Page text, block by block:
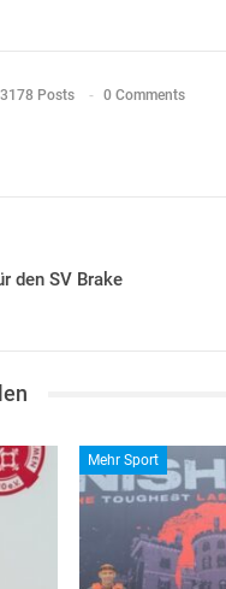
3178 Posts 0 Comments
den SV Brake
Mehr Sport